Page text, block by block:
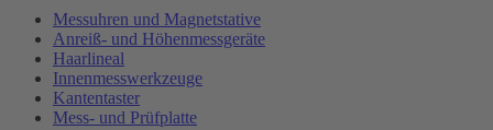
Messuhren und Magnetstative
Anreiß- und Höhenmessgeräte
Haarlineal
Innenmesswerkzeuge
Kantentaster
Mess- und Prüfplatte